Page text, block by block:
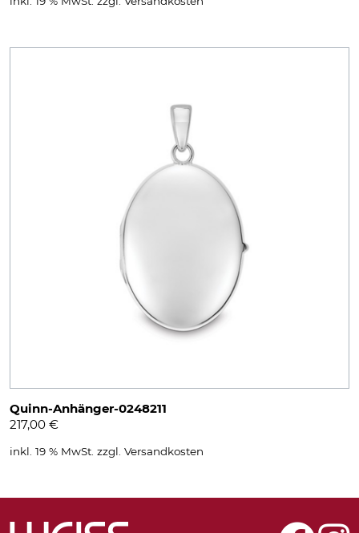
war:
ist:
Quinn-Anhänger-0248211
217,00 €
inkl. 19 % MwSt. zzgl. Versandkosten